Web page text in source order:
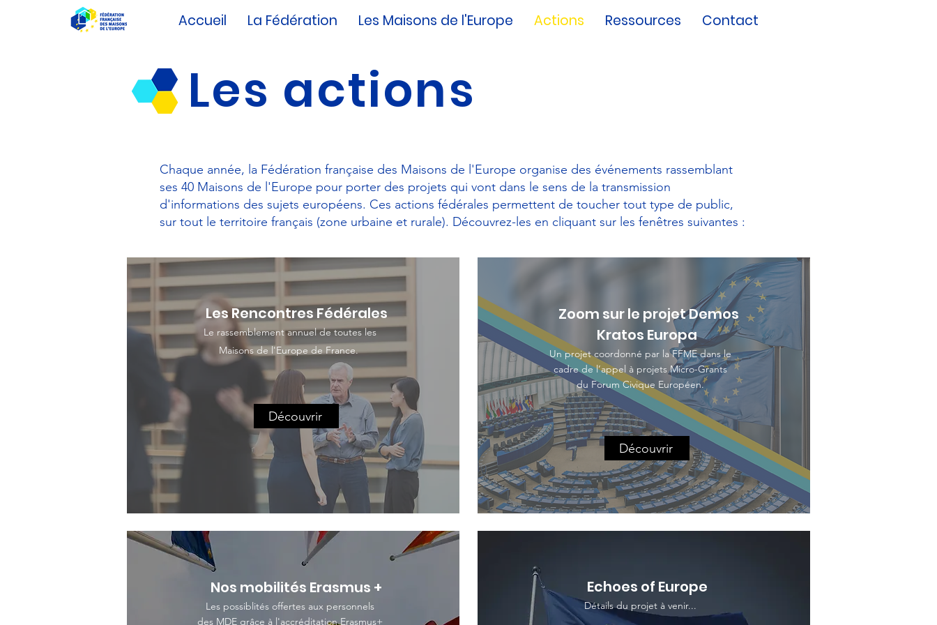
Accueil La Fédération Les Maisons de l'Europe Actions Ressources Contact
Les actions
Chaque année, la Fédération française des Maisons de l'Europe organise des événements rassemblant
ses 40 Maisons de l'Europe pour porter des projets qui vont dans le sens de la transmission
d'informations des sujets européens. Ces actions fédérales permettent de toucher tout type de public,
sur tout le territoire français (zone urbaine et rurale). Découvrez-les en cliquant sur les fenêtres suivantes :
Les Rencontres Fédérales
Le rassemblement annuel de toutes les
Maisons de l'Europe de France.
Découvrir
Nos mobilités Erasmus +
Les possiblités offertes aux personnels
des MDE grâce à l'accréditation Erasmus+
Zoom sur le projet Demos
Kratos Europa
Un projet coordonné par la FFME dans le
cadre de l’appel à projets Micro-Grants
du Forum Civique Européen.
Découvrir
Echoes of Europe
Détails du projet à venir...